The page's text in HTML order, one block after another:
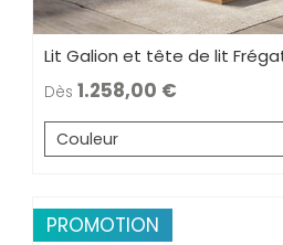
Lit Galion et tête de lit
Dès 1.258,00
Couleur
PROMOTION